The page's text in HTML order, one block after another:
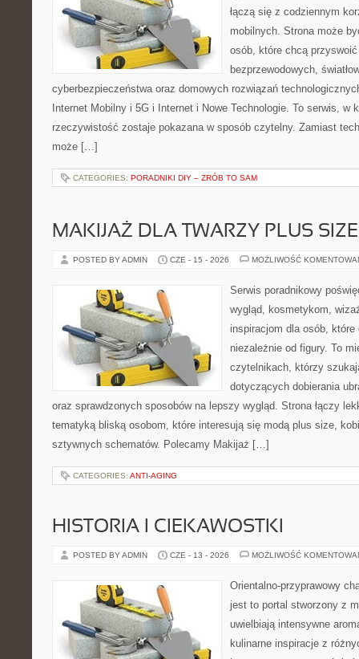
łączą się z codziennym
mobilnych. Strona może
osób, które chcą
bezprzewodowych,
cyberbezpieczeństwa oraz domowych rozwiązań
Internet Mobilny i 5G i Internet i Nowe Technologie. To serwis, w
rzeczywistość zostaje pokazana w sposób czytelny. Zamiast
może […]
CATEGORIES: PORADNIKI DIY – ZRÓB TO SAM
MAKIJAŻ DLA TWARZY PLUS SIZE
POSTED BY ADMIN CZE - 15 - 2026 MOŻLIWOŚĆ
Serwis poradnikowy
wygląd, kosmetykom,
inspiracjom dla osób,
niezależnie od figury. To
czytelnikach, którzy
dotyczących dobierania
oraz sprawdzonych sposobów na lepszy wygląd. Strona łączy
tematyką bliską osobom, które interesują się modą plus size,
sztywnych schematów. Polecamy Makijaż […]
CATEGORIES: ANTI-AGING
HISTORIA I CIEKAWOSTKI
POSTED BY ADMIN CZE - 13 - 2026 MOŻLIWOŚĆ
Orientalno-przyprawowy
jest to portal stworzony z
uwielbiają intensywne
kulinarne inspiracje z